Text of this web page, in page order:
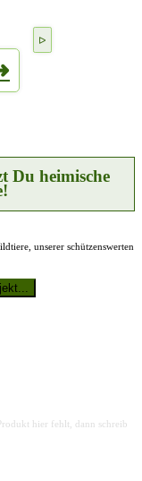
Du heimische
unserer schützenswerten
hier fehlt, dann schreib